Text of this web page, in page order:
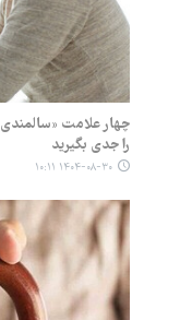
چهار علامت
را جدی بگیرید
۱۴۰۴-۰۸-۳۰ ۱۰:۱۱